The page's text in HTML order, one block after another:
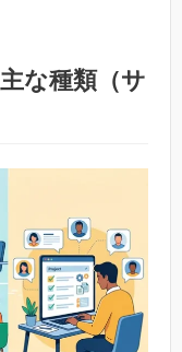
な種類（サ